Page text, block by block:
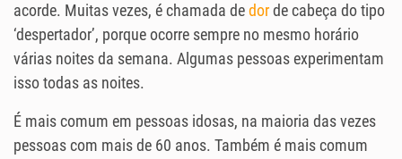
acorde. Muitas vezes, é chamada dedorde cabeça do tipo
‘despertador’, porque ocorre sempre no mesmo horário
várias noites da semana. Algumas pessoas experimentam
isso todas as noites.
É mais comum em pessoas idosas, na maioria das vezes
pessoas com mais de 60 anos. Também é mais comum